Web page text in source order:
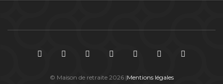
© Maison de retraite 2026 |Mentions légales